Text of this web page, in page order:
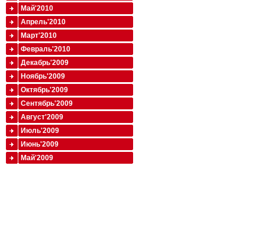
Май'2010
Апрель'2010
Март'2010
Февраль'2010
Декабрь'2009
Ноябрь'2009
Октябрь'2009
Сентябрь'2009
Август'2009
Июль'2009
Июнь'2009
Май'2009